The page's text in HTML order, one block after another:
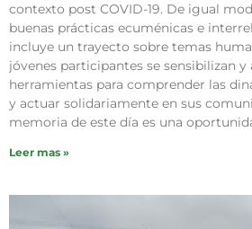
contexto post COVID-19. De igual
buenas prácticas ecuménicas e
incluye un trayecto sobre temas
jóvenes participantes se sensibilizan y
herramientas para comprender las
y actuar solidariamente en sus
memoria de este día es una
Leer mas »